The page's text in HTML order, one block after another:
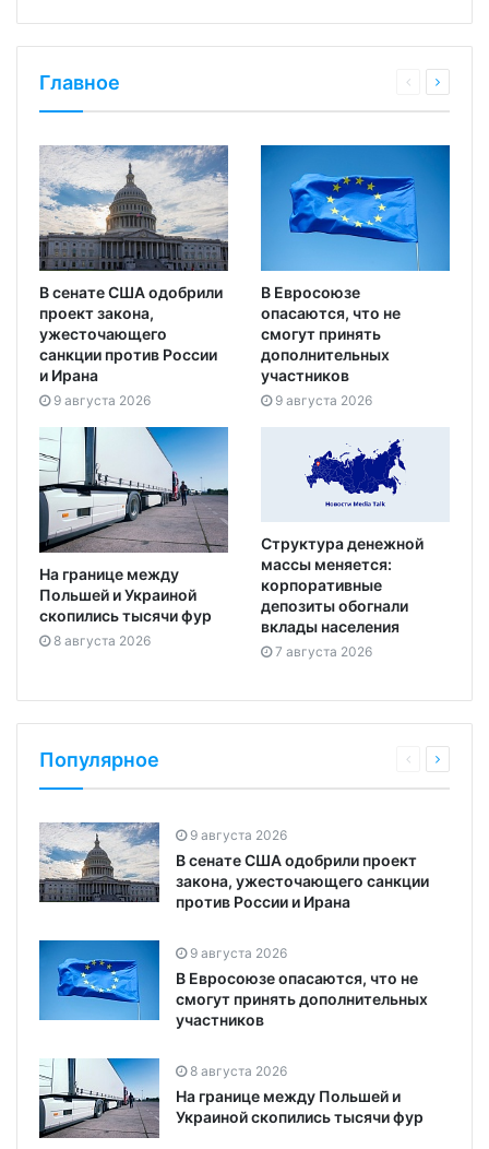
Главное
В сенате США одобрили
проект закона,
ужесточающего
санкции против России
и Ирана
9 августа 2026
В Евросоюзе
опасаются, что не
смогут принять
дополнительных
участников
9 августа 2026
На границе между
Польшей и Украиной
скопились тысячи фур
8 августа 2026
Структура денежной
массы меняется:
корпоративные
депозиты обогнали
вклады населения
7 августа 2026
Популярное
9 августа 2026
В сенате США одобрили проект
закона, ужесточающего санкции
против России и Ирана
9 августа 2026
В Евросоюзе опасаются, что не
смогут принять дополнительных
участников
8 августа 2026
На границе между Польшей и
Украиной скопились тысячи фур